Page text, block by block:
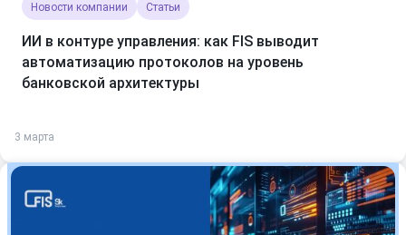
Новости компании Статьи
ИИ в контуре управления: как FIS выводит
автоматизацию протоколов на уровень
банковской архитектуры
3 марта